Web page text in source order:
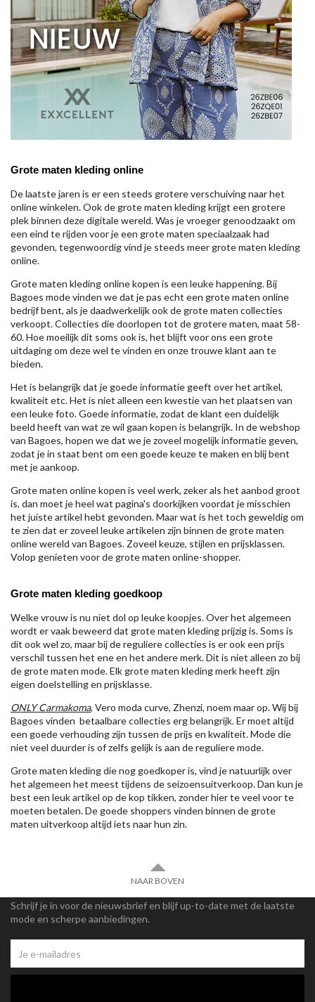
Grote maten kleding online
De laatste jaren is er een steeds grotere verschuiving naar het
online winkelen. Ook de grote maten kleding krijgt een grotere
plek binnen deze digitale wereld. Was je vroeger genoodzaakt om
een eind te rijden voor je een grote maten speciaalzaak had
gevonden, tegenwoordig vind je steeds meer grote maten kleding
online.
Grote maten kleding online kopen is een leuke happening. Bij
Bagoes mode vinden we dat je pas echt een grote maten online
bedrijf bent, als je daadwerkelijk ook de grote maten collecties
verkoopt. Collecties die doorlopen tot de grotere maten, maat 58-
60. Hoe moeilijk dit soms ook is, het blijft voor ons een grote
uitdaging om deze wel te vinden en onze trouwe klant aan te
bieden.
Het is belangrijk dat je goede informatie geeft over het artikel,
kwaliteit etc. Het is niet alleen een kwestie van het plaatsen van
een leuke foto. Goede informatie, zodat de klant een duidelijk
beeld heeft van wat ze wil gaan kopen is belangrijk. In de webshop
van Bagoes, hopen we dat we je zoveel mogelijk informatie geven,
zodat je in staat bent om een goede keuze te maken en blij bent
met je aankoop.
Grote maten online kopen is veel werk, zeker als het aanbod groot
is, dan moet je heel wat pagina's doorkijken voordat je misschien
het juiste artikel hebt gevonden. Maar wat is het toch geweldig om
te zien dat er zoveel leuke artikelen zijn binnen de grote maten
online wereld van Bagoes. Zoveel keuze, stijlen en prijsklassen.
Volop genieten voor de grote maten online-shopper.
Grote maten kleding goedkoop
Welke vrouw is nu niet dol op leuke koopjes. Over het algemeen
wordt er vaak beweerd dat grote maten kleding prijzig is. Soms is
dit ook wel zo, maar bij de reguliere collecties is er ook een prijs
verschil tussen het ene en het andere merk. Dit is niet alleen zo bij
de grote maten mode. Elk grote maten kleding merk heeft zijn
eigen doelstelling en prijsklasse.
ONLY Carmakoma, Vero moda curve, Zhenzi, noem maar op. Wij bij
Bagoes vinden betaalbare collecties erg belangrijk. Er moet altijd
een goede verhouding zijn tussen de prijs en kwaliteit. Mode die
niet veel duurder is of zelfs gelijk is aan de reguliere mode.
Grote maten kleding die nog goedkoper is, vind je natuurlijk over
het algemeen het meest tijdens de seizoensuitverkoop. Dan kun je
best een leuk artikel op de kop tikken, zonder hier te veel voor te
moeten betalen. De goede shoppers vinden binnen de grote
maten uitverkoop altijd iets naar hun zin.
NAAR BOVEN
Schrijf je in voor de nieuwsbrief en blijf up-to-date met de laatste
mode en scherpe aanbiedingen.